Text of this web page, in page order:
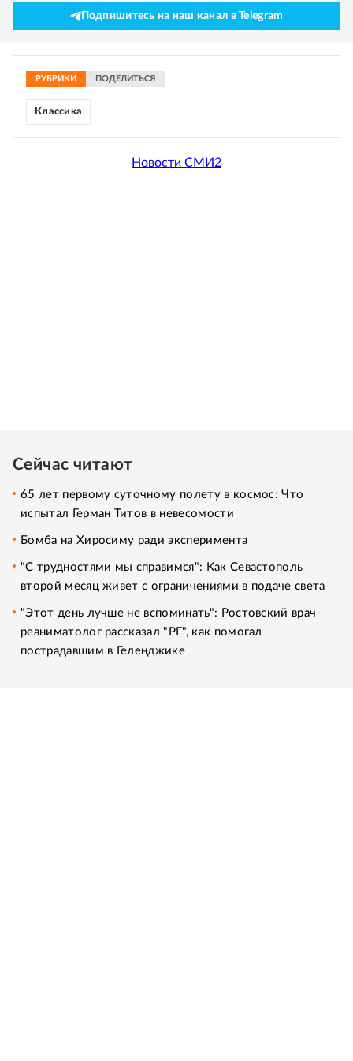
Подпишитесь на наш канал в Telegram
РУБРИКИ ПОДЕЛИТЬСЯ
Классика
Новости СМИ2
Сейчас читают
65 лет первому суточному полету в космос: Что
испытал Герман Титов в невесомости
Бомба на Хиросиму ради эксперимента
"С трудностями мы справимся": Как Севастополь
второй месяц живет с ограничениями в подаче света
"Этот день лучше не вспоминать": Ростовский врач-
реаниматолог рассказал "РГ", как помогал
пострадавшим в Геленджике